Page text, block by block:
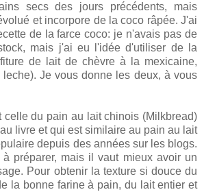
secs des jours précédents, mais
et incorpore de la coco râpée. J'ai
de la farce coco: je n'avais pas de
mais j'ai eu l'idée d'utiliser de la
de lait de chèvre à la mexicaine,
Je vous donne les deux, à vous
celle du pain au lait chinois (Milkbread)
livre et qui est similaire au pain au lait
depuis des années sur les blogs.
préparer, mais il vaut mieux avoir un
Pour obtenir la texture si douce du
la bonne farine à pain, du lait entier et